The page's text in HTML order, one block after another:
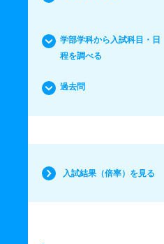
学部学科から入試科目・日
程を調べる
過去問
入試結果（倍率）を見る